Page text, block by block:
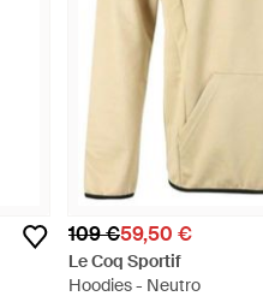
109 €59,50 €
Le Coq Sportif
Hoodies - Neutro